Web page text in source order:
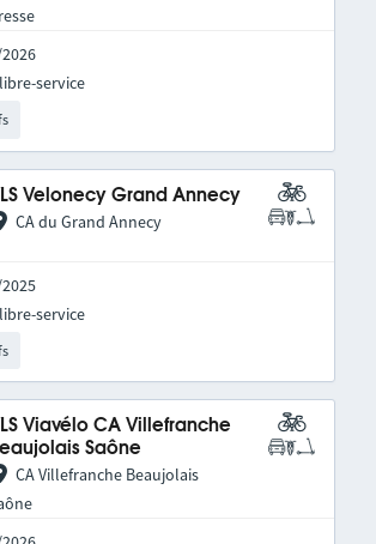
service
Velonecy Grand Annecy
CA du Grand Annecy
service
Viavélo CA Villefranche
Saône
CA Villefranche Beaujolais